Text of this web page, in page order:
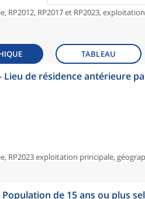
RP2012, RP2017 et RP2023,
TABLEAU
Lieu de résidence antérieure
RP2023 exploitation principale,
Population de 15 ans ou plus